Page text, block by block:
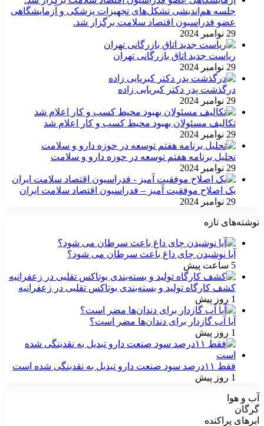
جلسه هم‌اندیشی تشکل‌های تجهیزات پزشکی و آزمایشگاهی
عضو فدراسیون اقتصاد سلامت برگزار شد.
29 نوامبر 2024
ریاست جدید اتاق بازرگانی تهران
29 نوامبر 2024
درگذشت پدر دکتر کبریایی زاده
29 نوامبر 2024
تکالیف مسئولان بهبود محیط کسب و کار اعلام شد
29 نوامبر 2024
تحلیل برنامه هفتم توسعه در حوزه دارو و سلامت
29 نوامبر 2024
یک اصلاح موفقیت آمیز – فدراسیون اقتصاد سلامت ایران
29 نوامبر 2024
نوشته‌های تازه
آیا نوشیدن چای داغ باعث سرطان می شود؟
5 ساعت پیش
کشف کارگاه تولید و بسته‌بندی بوتاکس تقلبی در زعفرانیه
1 روز پیش
آیا آب گازدار برای دندان‌ها مضر است؟
1 روز پیش
فقط ۱۱‌درصد سود صنعت دارو تبدیل به نقدینگی شده است
1 روز پیش
آب و هوا
گرگان
ابرهای پراکنده